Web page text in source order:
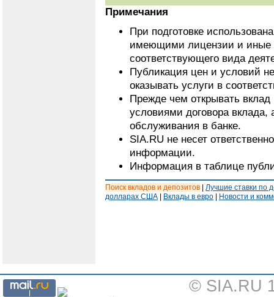
Примечания
При подготовке
имеющими лицензии и иные
соответствующего вида
Публикация цен и условий
оказывать услуги в
Прежде чем открывать
условиями договора вклада,
обслуживания в банке.
SIA.RU не несет
информации.
Информация в таблице
Поиск вкладов и депозитов
Лучшие ставки по
долларах США
Вклады в евро Новости и
© SIA.RU